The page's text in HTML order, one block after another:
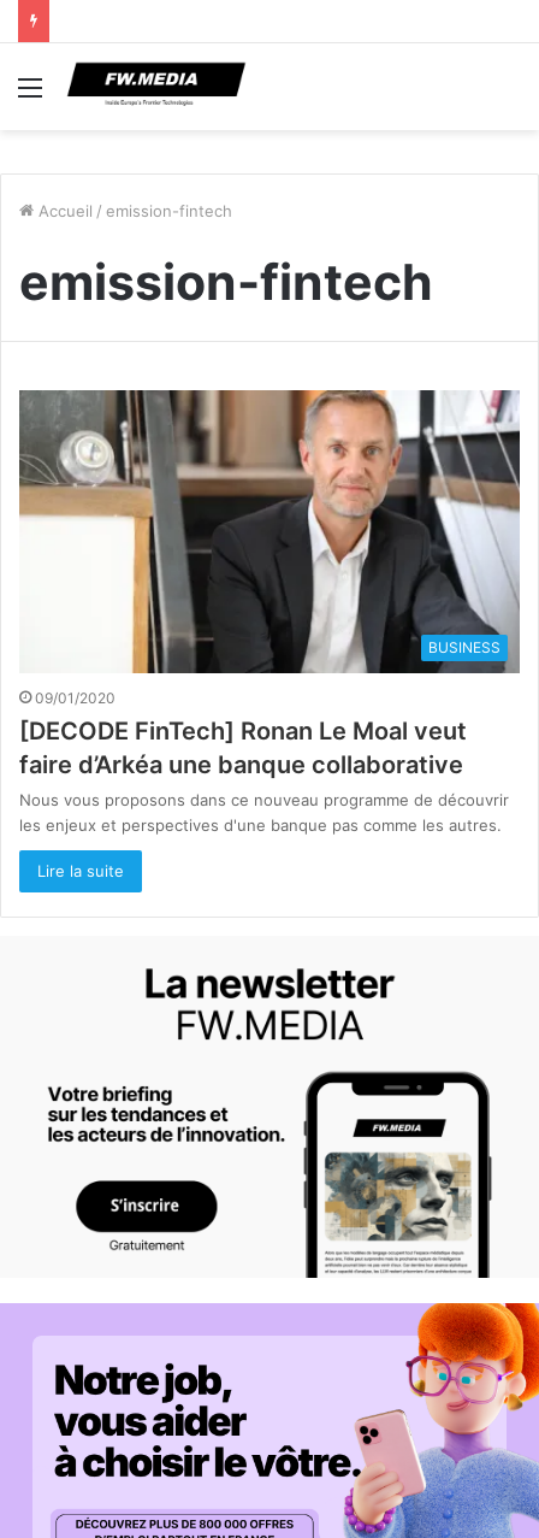
Menu
Accueil / emission-fintech
emission-fintech
BUSINESS
09/01/2020
[DECODE FinTech] Ronan Le Moal veut
faire d’Arkéa une banque collaborative
Nous vous proposons dans ce nouveau programme de découvrir
les enjeux et perspectives d'une banque pas comme les autres.
Lire la suite